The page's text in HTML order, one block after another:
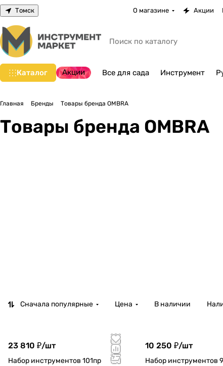
Томск О магазине Акции
Каталог Акции Все для сада Инструмент
Главная Бренды Товары бренда OMBRA
Товары бренда OMBRA
Сначала популярные Цена В наличии
23 810 ₽/шт
Набор инструментов 101пр
10 250 ₽/шт
Набор инструментов